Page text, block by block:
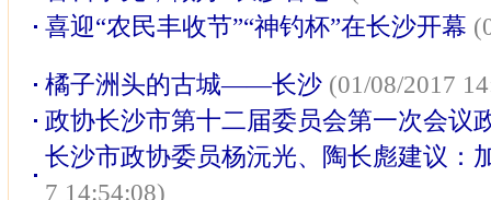
喜迎“农民丰收节”“神钓杯”在长沙开幕
橘子洲头的古城——长沙 (01/08/2017
政协长沙市第十二届委员会第一次会议
长沙市政协委员杨沅光、陶长彪建议：
7 14:54:08)